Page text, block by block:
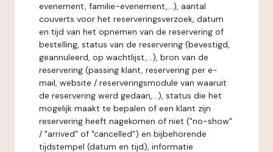
evenement, familie-evenement,...), aantal
couverts voor het reserveringsverzoek, datum
en tijd van het opnemen van de reservering of
bestelling, status van de reservering (bevestigd,
geannuleerd, op wachtlijst,...), bron van de
reservering (passing klant, reservering per e-
mail, website / reserveringsmodule van waaruit
de reservering werd gedaan,...), status die het
mogelijk maakt te bepalen of een klant zijn
reservering heeft nagekomen of niet ("no-show"
/ "arrived" of "cancelled") en bijbehorende
tijdstempel (datum en tijd), informatie